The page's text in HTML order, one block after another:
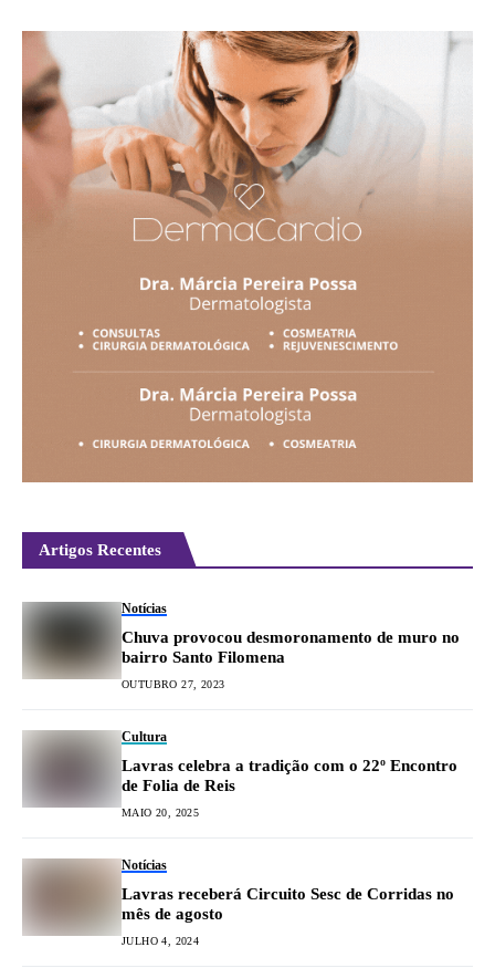
Artigos Recentes
Notícias
Chuva provocou desmoronamento de muro no
bairro Santo Filomena
OUTUBRO 27, 2023
Cultura
Lavras celebra a tradição com o 22º Encontro
de Folia de Reis
MAIO 20, 2025
Notícias
Lavras receberá Circuito Sesc de Corridas no
mês de agosto
JULHO 4, 2024